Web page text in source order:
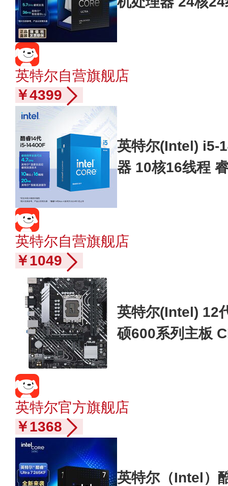
英特尔自营旗舰店
￥4399
英特尔(Intel) i5-
器 10核16线程
英特尔自营旗舰店
￥1049
英特尔(Intel) 12
硕600系列主板
英特尔官方旗舰店
￥1368
英特尔（Intel）